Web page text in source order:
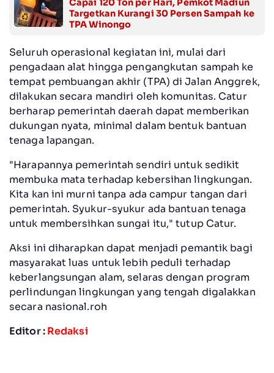
Capai 120 Ton per Hari, Pemkot Madiun
Targetkan Kurangi 30 Persen Sampah ke
TPA Winongo
Seluruh operasional kegiatan ini, mulai dari
pengadaan alat hingga pengangkutan sampah ke
tempat pembuangan akhir (TPA) di Jalan Anggrek,
dilakukan secara mandiri oleh komunitas. Catur
berharap pemerintah daerah dapat memberikan
dukungan nyata, minimal dalam bentuk bantuan
tenaga lapangan.
"Harapannya pemerintah sendiri untuk sedikit
membuka mata terhadap kebersihan lingkungan.
Kita kan ini murni tanpa ada campur tangan dari
pemerintah. Syukur-syukur ada bantuan tenaga
untuk membersihkan sungai itu," tutup Catur.
Aksi ini diharapkan dapat menjadi pemantik bagi
masyarakat luas untuk lebih peduli terhadap
keberlangsungan alam, selaras dengan program
perlindungan lingkungan yang tengah digalakkan
secara nasional.roh
Editor :Redaksi